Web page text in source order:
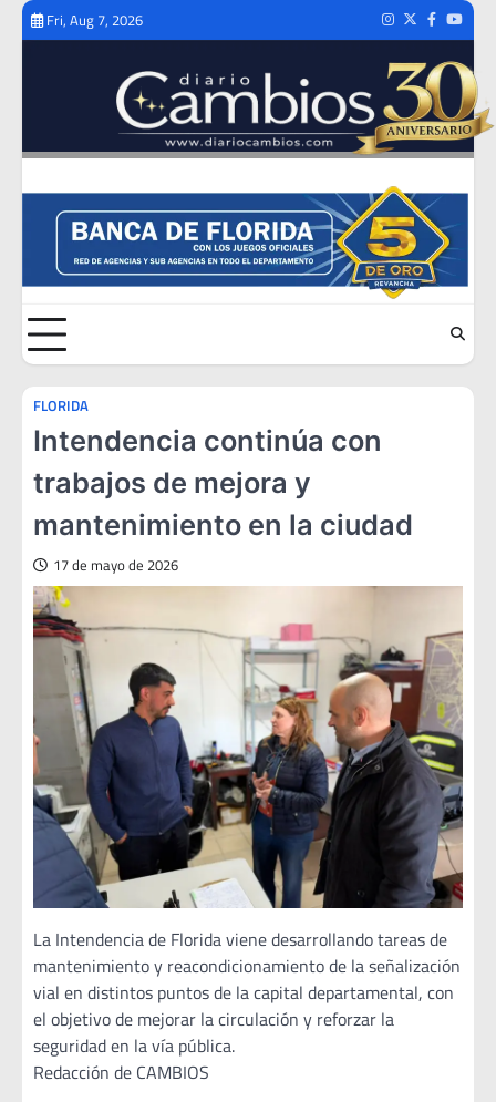
Skip
Fri, Aug 7, 2026 Instagram
TwitterFacebook
FLORIDA
Intendencia continúa con
trabajos de mejora y
mantenimiento en la ciudad
17 de mayo de 2026
La Intendencia de Florida viene desarrollando tareas de
mantenimiento y reacondicionamiento de la señalización
vial en distintos puntos de la capital departamental, con
el objetivo de mejorar la circulación y reforzar la
seguridad en la vía pública.
Redacción de CAMBIOS